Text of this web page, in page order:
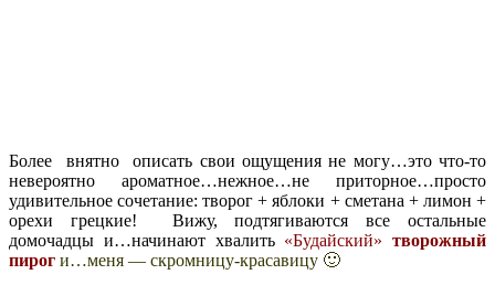
Более внятно описать свои ощущения не могу…это что-то
невероятно ароматное…нежное…не приторное…просто
удивительное сочетание: творог + яблоки + сметана + лимон +
орехи грецкие! Вижу, подтягиваются все остальные
домочадцы и…начинают хвалить «Будайский» творожный
пирог и…меня — скромницу-красавицу 🙂